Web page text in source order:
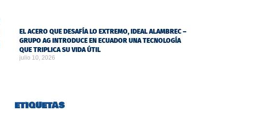
EL ACERO QUE DESAFÍA LO EXTREMO, IDEAL ALAMBREC –
GRUPO AG INTRODUCE EN ECUADOR UNA TECNOLOGÍA
QUE TRIPLICA SU VIDA ÚTIL
julio 10, 2026
ETIQUETAS